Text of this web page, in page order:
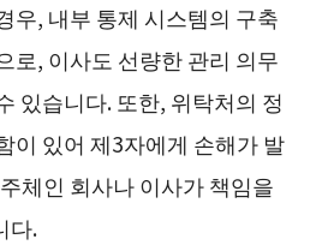
우, 내부 통제 시스템의 구축
로, 이사도 선량한 관리 의무
있습니다. 또한, 위탁처의 정
이 있어 제3자에게 손해가 발
체인 회사나 이사가 책임을
다.